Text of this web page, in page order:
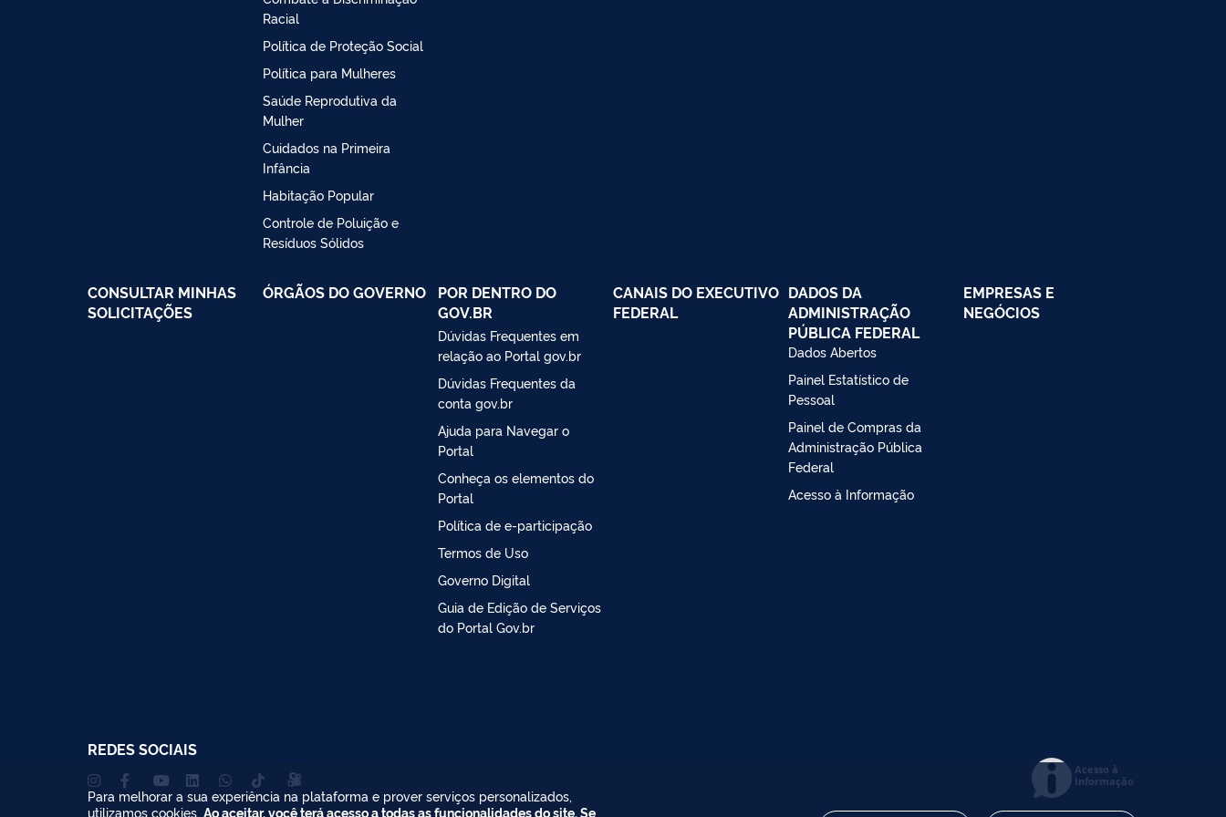
Racial
Política de Proteção Social
Política para Mulheres
Saúde Reprodutiva da
Mulher
Cuidados na Primeira
Infância
Habitação Popular
Controle de Poluição e
Resíduos Sólidos
CONSULTAR MINHAS
SOLICITAÇÕES
ÓRGÃOS DO GOVERNO
POR DENTRO DO
GOV.BR
Dúvidas Frequentes em
relação ao Portal gov.br
Dúvidas Frequentes da
conta gov.br
Ajuda para Navegar o
Portal
Conheça os elementos do
Portal
Política de e-participação
Termos de Uso
Governo Digital
Guia de Edição de Serviços
do Portal Gov.br
CANAIS DO EXECUTIVO
FEDERAL
DADOS DA
ADMINISTRAÇÃO
PÚBLICA FEDERAL
Dados Abertos
Painel Estatístico de
Pessoal
Painel de Compras da
Administração Pública
Federal
Acesso à Informação
EMPRESAS E
NEGÓCIOS
REDES SOCIAIS
Acesso à
Informação
Para melhorar a sua experiência na plataforma e prover serviços personalizados,
utilizamos cookies. Ao aceitar, você terá acesso a todas as funcionalidades do site. Se